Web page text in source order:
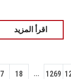
اقرأ المزيد
18 ... 1269